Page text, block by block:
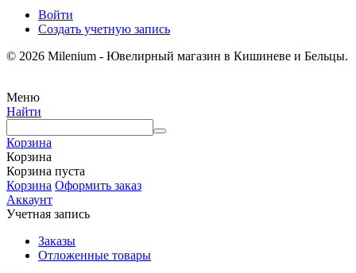
Войти
Создать учетную запись
© 2026 Milenium - Ювелирный магазин в Кишиневе и Бельцы.
Меню
Найти
Корзина
Корзина
Корзина пуста
Корзина Оформить заказ
Аккаунт
Учетная запись
Заказы
Отложенные товары